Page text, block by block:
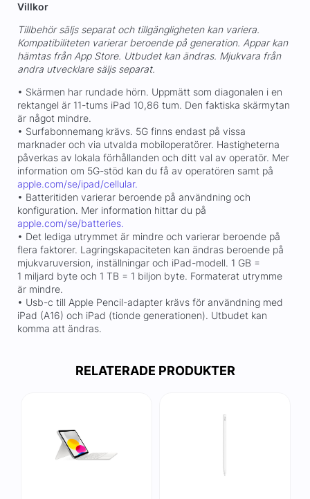
Villkor
Tillbehör säljs separat och tillgängligheten kan variera.
Kompatibiliteten varierar beroende på generation. Appar kan
hämtas från App Store. Utbudet kan ändras. Mjukvara från
andra utvecklare säljs separat.
• Skärmen har rundade hörn. Uppmätt som diagonalen i en
rektangel är 11-tums iPad 10,86 tum. Den faktiska skärmytan
är något mindre.
• Surfabonnemang krävs. 5G finns endast på vissa
marknader och via utvalda mobiloperatörer. Hastigheterna
påverkas av lokala förhållanden och ditt val av operatör. Mer
information om 5G-stöd kan du få av operatören samt på
apple.com/se/ipad/cellular.
• Batteritiden varierar beroende på användning och
konfiguration. Mer information hittar du på
apple.com/se/batteries.
• Det lediga utrymmet är mindre och varierar beroende på
flera faktorer. Lagringskapaciteten kan ändras beroende på
mjukvaruversion, inställningar och iPad-modell. 1 GB =
1 miljard byte och 1 TB = 1 biljon byte. Formaterat utrymme
är mindre.
• Usb-c till Apple Pencil-adapter krävs för användning med
iPad (A16) och iPad (tionde generationen). Utbudet kan
komma att ändras.
RELATERADE PRODUKTER